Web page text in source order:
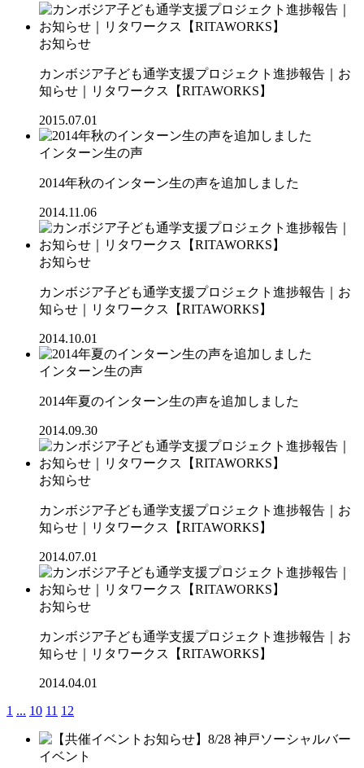
お知らせ
カンボジア子ども通学支援プロジェクト進捗報告｜お
知らせ｜リタワークス【RITAWORKS】
2015.07.01
インターン生の声
2014年秋のインターン生の声を追加しました
2014.11.06
お知らせ
カンボジア子ども通学支援プロジェクト進捗報告｜お
知らせ｜リタワークス【RITAWORKS】
2014.10.01
インターン生の声
2014年夏のインターン生の声を追加しました
2014.09.30
お知らせ
カンボジア子ども通学支援プロジェクト進捗報告｜お
知らせ｜リタワークス【RITAWORKS】
2014.07.01
お知らせ
カンボジア子ども通学支援プロジェクト進捗報告｜お
知らせ｜リタワークス【RITAWORKS】
2014.04.01
1 ... 10 11 12
イベント